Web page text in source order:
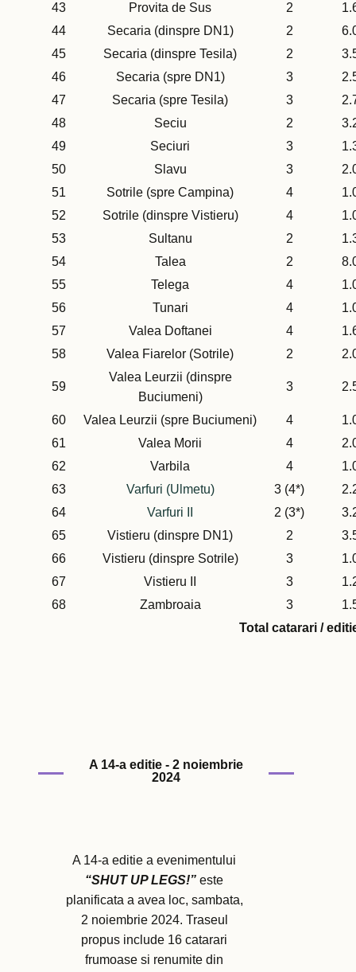
43
Provita de Sus 2
44
Secaria (dinspre DN1) 2
45
Secaria (dinspre Tesila) 2
46
Secaria (spre DN1) 3
47
Secaria (spre Tesila) 3
48
Seciu 2
49
Seciuri 3
50
Slavu 3
51
Sotrile (spre Campina) 4
52
Sotrile (dinspre Vistieru) 4
53
Sultanu 2
54
Talea 2
55
Telega 4
56
Tunari 4
57
Valea Doftanei 4
58
Valea Fiarelor (Sotrile) 2
59
Valea Leurzii (dinspre
Buciumeni)
3
60 Valea Leurzii (spre Buciumeni) 4
61
Valea Morii 4
62
Varbila 4
63
Varfuri (Ulmetu) 3 (4*)
64
Varfuri II 2 (3*)
65
Vistieru (dinspre DN1) 2
66
Vistieru (dinspre Sotrile) 3
67
Vistieru II 3
68
Zambroaia 3
Total catarari /
A 14-a editie - 2 noiembrie
2024
A 14-a editie a evenimentului
“SHUT UP LEGS!” este
planificata a avea loc, sambata,
2 noiembrie 2024. Traseul
propus include 16 catarari
frumoase si renumite din